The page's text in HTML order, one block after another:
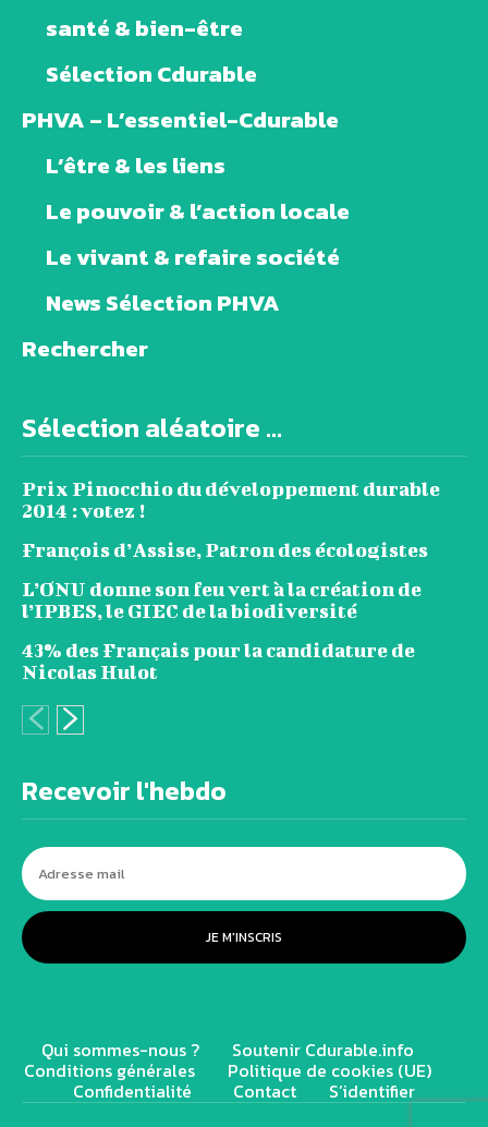
santé & bien-être
Sélection Cdurable
PHVA – L’essentiel-Cdurable
L’être & les liens
Le pouvoir & l’action locale
Le vivant & refaire société
News Sélection PHVA
Rechercher
Sélection aléatoire ...
Prix Pinocchio du développement durable
2014 : votez !
François d’Assise, Patron des écologistes
L’ONU donne son feu vert à la création de
l’IPBES, le GIEC de la biodiversité
43% des Français pour la candidature de
Nicolas Hulot
Recevoir l'hebdo
JE M'INSCRIS
Qui sommes-nous ? Soutenir Cdurable.info
Conditions générales Politique de cookies (UE)
Confidentialité Contact S’identifier